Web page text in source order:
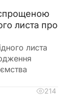
спрощеною
листа про
листа
214